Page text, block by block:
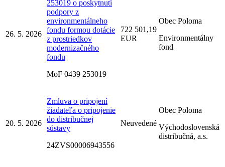
26. 5. 2026
253019 o poskytnutí
podpory z
environmentálneho
fondu formou dotácie
z prostriedkov
modernizačného
fondu
MoF 0439 253019
722 501,19
EUR
Obec Poloma
Environmentálny
fond
20. 5. 2026
Zmluva o pripojení
žiadateľa o pripojenie
do distribučnej
sústavy
24ZVS00006943556
Neuvedené
Obec Poloma
Východoslovenská
distribučná, a.s.